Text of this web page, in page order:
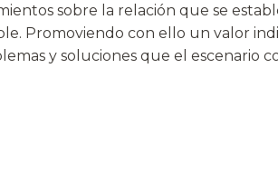
sobre la relación que se
Promoviendo con ello un valor
y soluciones que el escenario